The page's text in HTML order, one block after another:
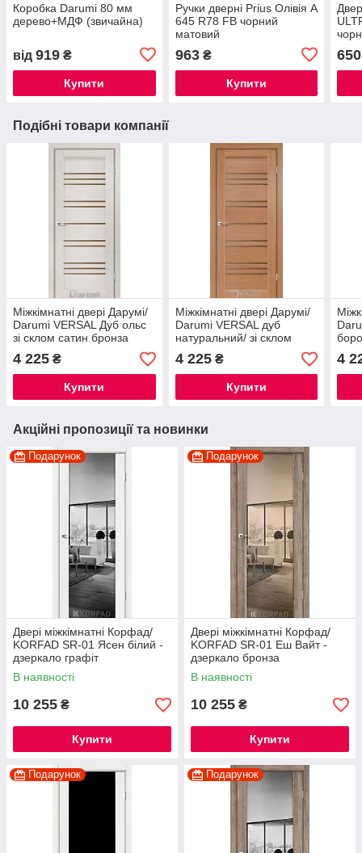
Коробка Darumi 80 мм
дерево+МДФ (звичайна)
від 919 ₴
Купити
Ручки дверні Prius Олівія А
645 R78 FB чорний
матовий
963₴
Купити
650
Подібні товари компанії
Міжкімнатні двері Дарумі/
Darumi VERSAL Дуб ольс
зі склом сатин бронза
4 225 ₴
Купити
Міжкімнатні двері Дарумі/
Darumi VERSAL дуб
натуральний/ зі склом
сатин бронза
4 225₴
Купити
4
Акційні пропозиції та новинки
Подарунок
Двері міжкімнатні Корфад/
KORFAD SR-01 Ясен білий -
дзеркало графіт
В наявності
10 255 ₴
Купити
Подарунок
Двері міжкімнатні Корфад/
KORFAD SR-01 Еш Вайт -
дзеркало бронза
В наявності
10 255 ₴
Купити
Подарунок Подарунок